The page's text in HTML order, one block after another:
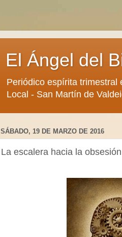
El Ángel del
Periódico espírita trimestral
Local - San Martín de
SÁBADO, 19 DE MARZO DE 2016
La escalera hacia la obsesión